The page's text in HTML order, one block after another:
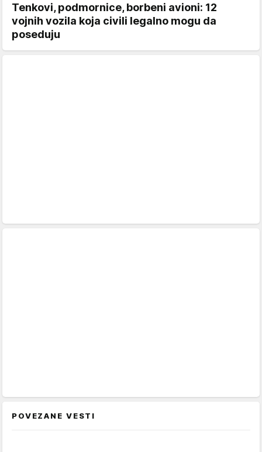
Tenkovi, podmornice, borbeni avioni: 12
vojnih vozila koja civili legalno mogu da
poseduju
POVEZANE VESTI